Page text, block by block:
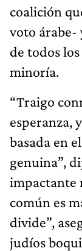
coalición
voto árabe-
de todos
minoría.
“Traigo
esperanza,
basada en
genuina”,
impactante
común es
divide”,
judíos